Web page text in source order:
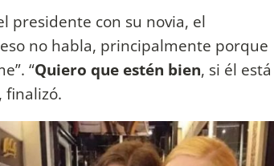
presidente con su novia, el
no habla, principalmente porque
“Quiero que estén bien, si él está
finalizó.